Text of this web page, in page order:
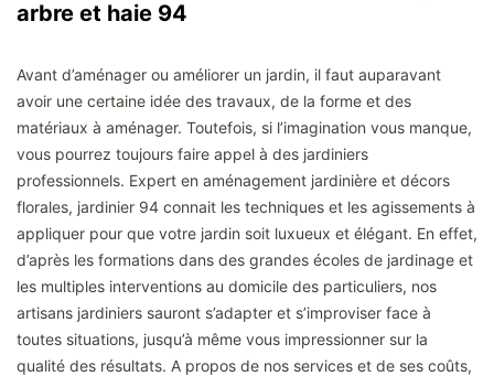
arbre et haie 94
Avant d’aménager ou améliorer un jardin, il faut auparavant
avoir une certaine idée des travaux, de la forme et des
matériaux à aménager. Toutefois, si l’imagination vous manque,
vous pourrez toujours faire appel à des jardiniers
professionnels. Expert en aménagement jardinière et décors
florales, jardinier 94 connait les techniques et les agissements à
appliquer pour que votre jardin soit luxueux et élégant. En effet,
d’après les formations dans des grandes écoles de jardinage et
les multiples interventions au domicile des particuliers, nos
artisans jardiniers sauront s’adapter et s’improviser face à
toutes situations, jusqu’à même vous impressionner sur la
qualité des résultats. A propos de nos services et de ses coûts,